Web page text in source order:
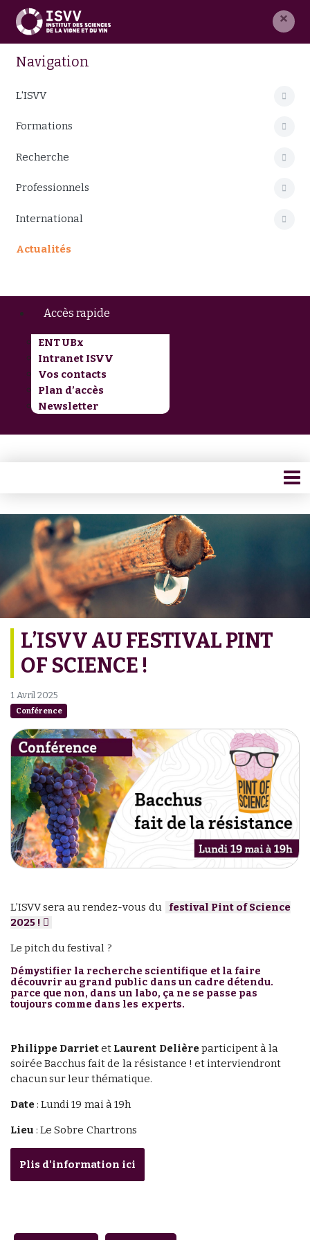
×
Navigation
L'ISVV
Formations
Recherche
Professionnels
International
Actualités
Accès rapide
ENT UBx
Intranet ISVV
Vos contacts
Plan d’accès
Newsletter
L’ISVV AU FESTIVAL PINT
OF SCIENCE !
1 Avril 2025
Conférence
L’ISVV sera au rendez-vous du
festival Pint of Science
2025 !
Le pitch du festival ?
Démystifier la recherche scientifique et la faire
découvrir au grand public dans un cadre détendu.
parce que non, dans un labo, ça ne se passe pas
toujours comme dans les experts.
Philippe Darrietet Laurent Delièreparticipent à la
soirée Bacchus fait de la résistance ! et interviendront
chacun sur leur thématique.
Date : Lundi 19 mai à 19h
Lieu : Le Sobre Chartrons
Plis d'information ici